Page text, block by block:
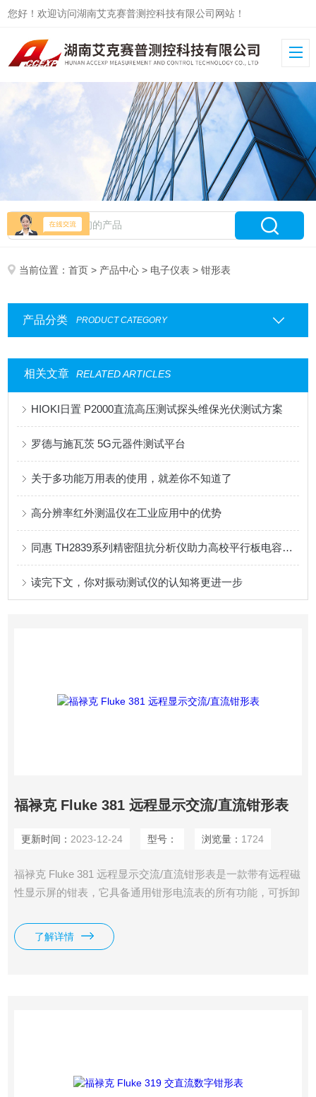
您好！欢迎访问湖南艾克赛普测控科技有限公司网站！
当前位置：首页 > 产品中心 > 电子仪表 > 钳形表
产品分类 PRODUCT CATEGORY
相关文章 RELATED ARTICLES
HIOKI日置 P2000直流高压测试探头维保光伏测试方案
罗德与施瓦茨 5G元器件测试平台
关于多功能万用表的使用，就差你不知道了
高分辨率红外测温仪在工业应用中的优势
同惠 TH2839系列精密阻抗分析仪助力高校平行板电容器CV特性研究
读完下文，你对振动测试仪的认知将更进一步
福禄克 Fluke 381 远程显示交流/直流钳形表
更新时间： 2023-12-24 型号： 浏览量： 1724
福禄克 Fluke 381 远程显示交流/直流钳形表是一款带有远程磁
性显示屏的钳表，它具备通用钳形电流表的所有功能，可拆卸
了解详情